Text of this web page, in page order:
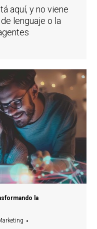
aquí, y no viene
lenguaje o la
la